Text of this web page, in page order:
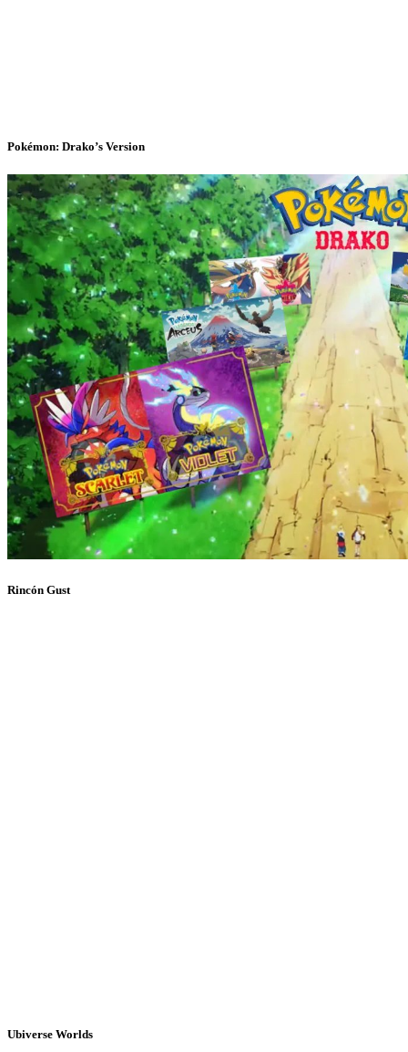
Pokémon: Drako’s Version
Rincón Gust
Ubiverse Worlds